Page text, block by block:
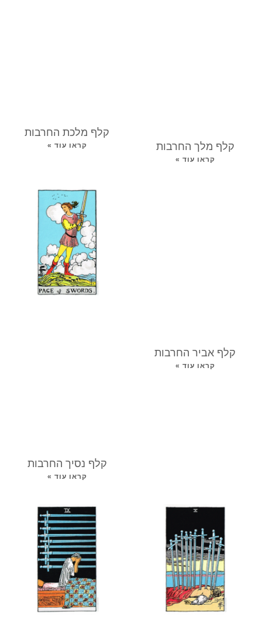
קלף מלך החרבות
קראו עוד »
קלף מלכת החרבות
קראו עוד »
קלף אביר החרבות
קראו עוד »
קלף נסיך החרבות
קראו עוד »